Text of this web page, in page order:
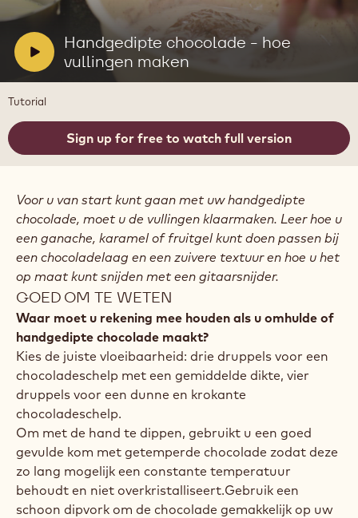
V
i
d
o
:
Handgedipte chocolade - hoe
vullingen maken
afspelen:
Handgedipte
chocolade
hoe
vullingen
Tutorial
Sign up for free to watch full version
Voor u van start kunt gaan met uw handgedipte
chocolade, moet u de vullingen klaarmaken. Leer hoe u
een ganache, karamel of fruitgel kunt doen passen bij
een chocoladelaag en een zuivere textuur en hoe u het
op maat kunt snijden met een gitaarsnijder.
GOED OM TE WETEN
Waar moet u rekening mee houden als u omhulde of
handgedipte chocolade maakt?
Kies de juiste vloeibaarheid: drie druppels voor een
chocoladeschelp met een gemiddelde dikte, vier
druppels voor een dunne en krokante
chocoladeschelp.
Om met de hand te dippen, gebruikt u een goed
gevulde kom met getemperde chocolade zodat deze
zo lang mogelijk een constante temperatuur
behoudt en niet overkristalliseert.Gebruik een
schoon dipvork om de chocolade gemakkelijk op uw